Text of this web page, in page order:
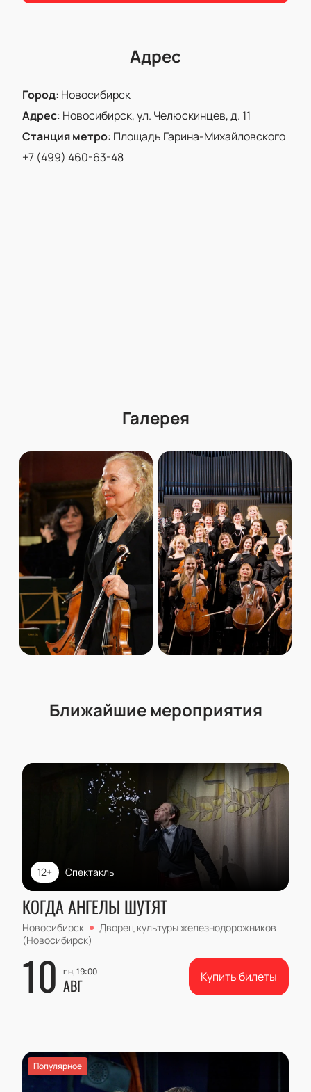
для всех любителей живого звука. Вы сможете
увидеть, как талантливые музыканты играют
Адрес
Город: Новосибирск
Адрес: Новосибирск, ул. Челюскинцев, д. 11
Станция метро: Площадь Гарина-Михайловского
+7 (499) 460-63-48
Галерея
Ближайшие мероприятия
Спектакль
12+
КОГДА АНГЕЛЫ ШУТЯТ
Новосибирск
Дворец культуры железнодорожников
(Новосибирск)
10 пн, 19:00
АВГ Купить билеты
Популярное